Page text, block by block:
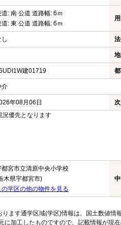
道: 南 公道 道路幅: 6ｍ
道: 東 公道 道路幅: 6ｍ
建01719
介
年08月06日
優先となります
都宮市立清原中央小学校
木県宇都宮市)
の学区の他の物件を見る
ます通学区域(学区)情報は、国土数値
加工したものですので、記載情報が現